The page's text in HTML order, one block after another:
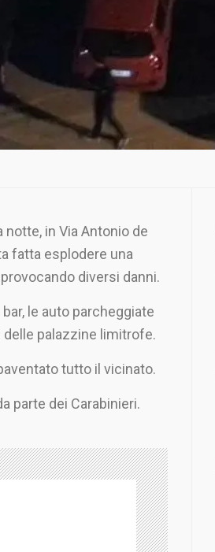
in Via Antonio de
fatta esplodere una
diversi danni.
le auto parcheggiate
palazzine limitrofe.
tutto il vicinato.
parte dei Carabinieri.